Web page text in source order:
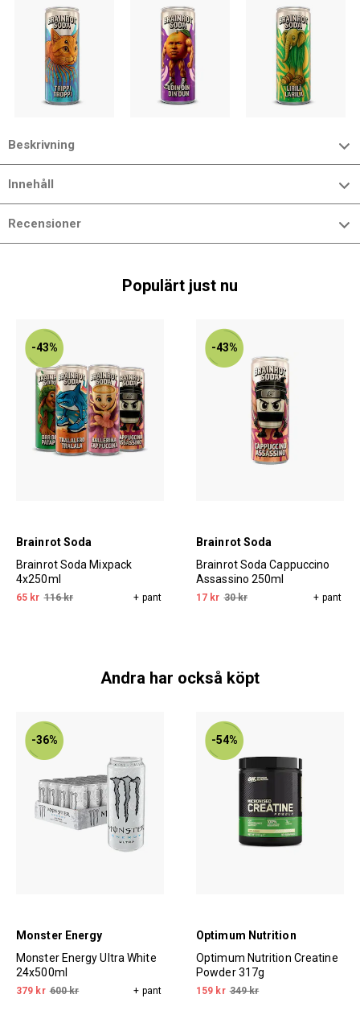
Beskrivning
Innehåll
Recensioner
Populärt just nu
-43%
Brainrot Soda
Brainrot Soda Mixpack
4x250ml
65 kr 116 kr + pant
-43%
Brainrot Soda
Brainrot Soda Cappuccino
Assassino 250ml
17 kr 30 kr + pant
Andra har också köpt
-36%
Monster Energy
Monster Energy Ultra White
24x500ml
379 kr 600 kr + pant
-54%
Optimum Nutrition
Optimum Nutrition Creatine
Powder 317g
159 kr 349 kr